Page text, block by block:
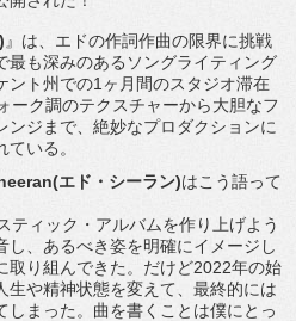
) 』は、 エドの作詞作曲の限界に挑戦
最も深みのあるソングライティング
ント州での1 ヶ月間のスタジオ滞在
ーク調のテクスチャーから大胆なフ
ジまで、 絶妙なプロダクションに
いる。
エド・シーラン)はこう語って
ティック・ アルバムを作り上げよう
、 あるべき姿を明確にイメージし
取り組んできた。だけど2022年の始
や精神状態を変えて、 最終的には
まった。 曲を書くことは僕にとっ